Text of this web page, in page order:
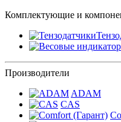
Комплектующие и
Производители
ADAM
CAS